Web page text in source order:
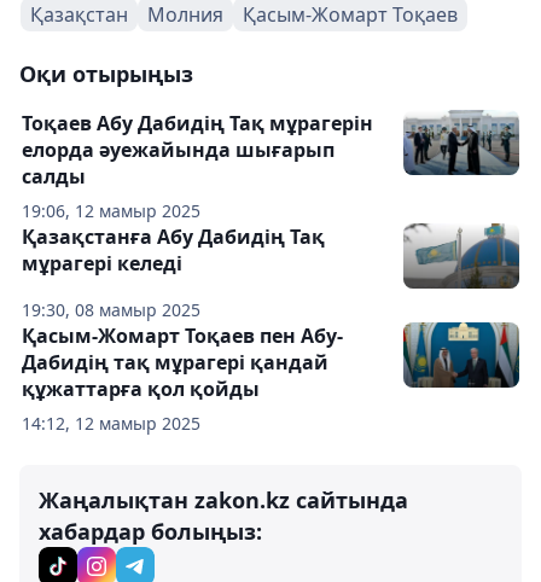
Қазақстан Молния Қасым-Жомарт Тоқаев
Оқи отырыңыз
19:06, 12 мамыр 2025
Тоқаев Абу Дабидің Тақ мұрагерін
елорда әуежайында шығарып
салды
19:30, 08 мамыр 2025
Қазақстанға Абу Дабидің Тақ
мұрагері келеді
14:12, 12 мамыр 2025
Қасым-Жомарт Тоқаев пен Абу-
Дабидің тақ мұрагері қандай
құжаттарға қол қойды
Жаңалықтан zakon.kz сайтында
хабардар болыңыз: